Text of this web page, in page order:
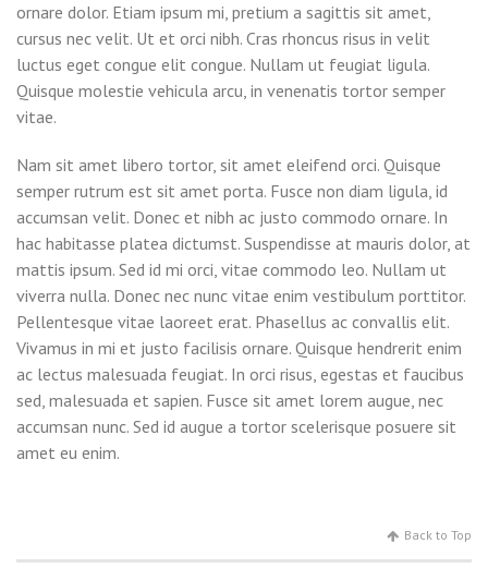
ornare dolor. Etiam ipsum mi, pretium a sagittis sit amet,
cursus nec velit. Ut et orci nibh. Cras rhoncus risus in velit
luctus eget congue elit congue. Nullam ut feugiat ligula.
Quisque molestie vehicula arcu, in venenatis tortor semper
vitae.
Nam sit amet libero tortor, sit amet eleifend orci. Quisque
semper rutrum est sit amet porta. Fusce non diam ligula, id
accumsan velit. Donec et nibh ac justo commodo ornare. In
hac habitasse platea dictumst. Suspendisse at mauris dolor, at
mattis ipsum. Sed id mi orci, vitae commodo leo. Nullam ut
viverra nulla. Donec nec nunc vitae enim vestibulum porttitor.
Pellentesque vitae laoreet erat. Phasellus ac convallis elit.
Vivamus in mi et justo facilisis ornare. Quisque hendrerit enim
ac lectus malesuada feugiat. In orci risus, egestas et faucibus
sed, malesuada et sapien. Fusce sit amet lorem augue, nec
accumsan nunc. Sed id augue a tortor scelerisque posuere sit
amet eu enim.
Back to Top